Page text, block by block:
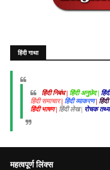
हिंदी गाथा
हिंदी निबंध | हिंदी अनुछेद |
हिंदी समाचार| हिंदी व्याकरण|
हिंदी भाषण | हिंदी लेख | रोचक
महत्वपूर्ण लिंक्स